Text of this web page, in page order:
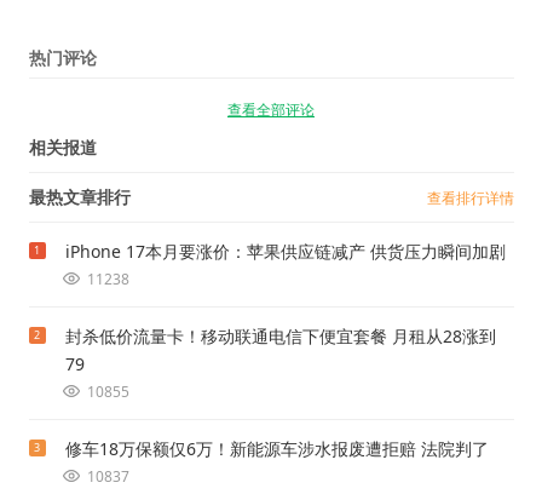
热门评论
查看全部评论
相关报道
最热文章排行 查看排行详情
1 iPhone 17本月要涨价：苹果供应链减产 供货压力瞬间加剧
11238
2
封杀低价流量卡！移动联通电信下便宜套餐 月租从28涨到
79
10855
3 修车18万保额仅6万！新能源车涉水报废遭拒赔 法院判了
10837